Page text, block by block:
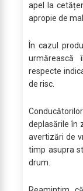
apel la
apropie de
În cazul
urmărească
respecte
de risc.
deplasările în
avertizări de
timp asupra
drum.